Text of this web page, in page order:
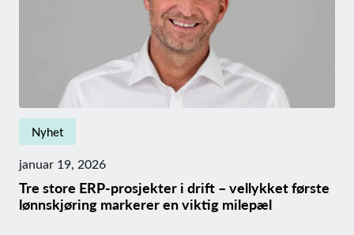
Nyhet
januar 19, 2026
Tre store ERP-prosjekter i drift – vellykket første
lønnskjøring markerer en viktig milepæl